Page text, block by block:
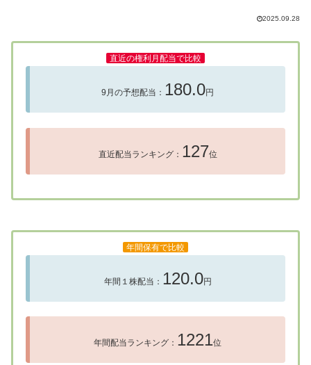
2025.09.28
直近の権利月配当で比較
9月の予想配当： 180.0円
直近配当ランキング： 127位
年間保有で比較
年間１株配当： 120.0円
年間配当ランキング： 1221位